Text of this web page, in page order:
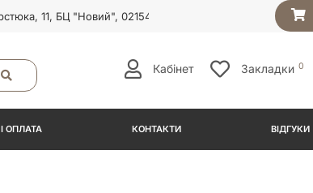
11, БЦ "Новий", 02154
Кабінет Закладки 0
ОПЛАТА КОНТАКТИ ВІДГУКИ